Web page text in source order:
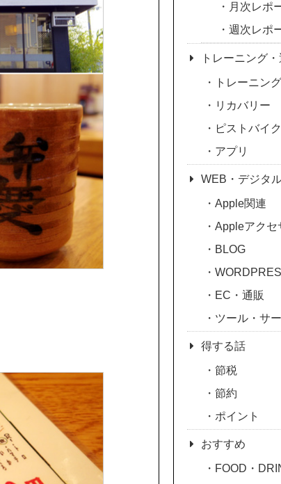
月次レポ
週次レポ
トレーニング
トレーニング
リカバリー
ピストバイ
アプリ
WEB・デジタ
Apple関連
Appleアクセ
BLOG
EC・通販
ツール・サ
得する話
節税
節約
ポイント
おすすめ
FOOD・